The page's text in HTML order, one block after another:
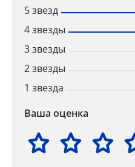
5 звезд
4 звезды
3 звезды
2 звезды
1 звезда
Ваша оценка